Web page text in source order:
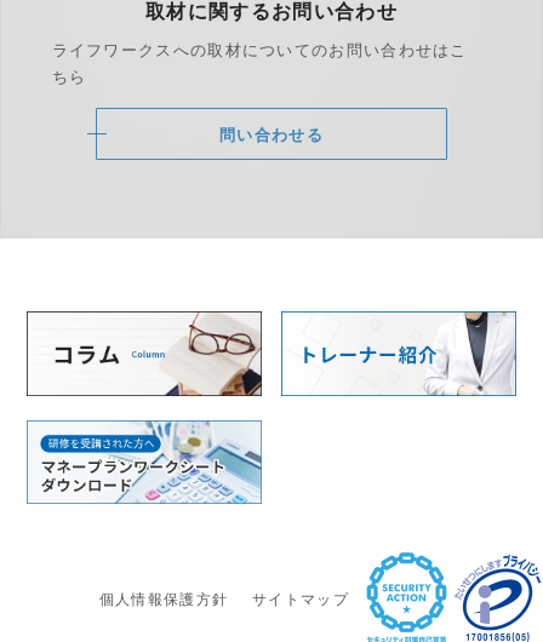
取材に関するお問い合わせ
ライフワークスへの取材についてのお問い合わせはこ
ちら
問い合わせる
個人情報保護方針 サイトマップ